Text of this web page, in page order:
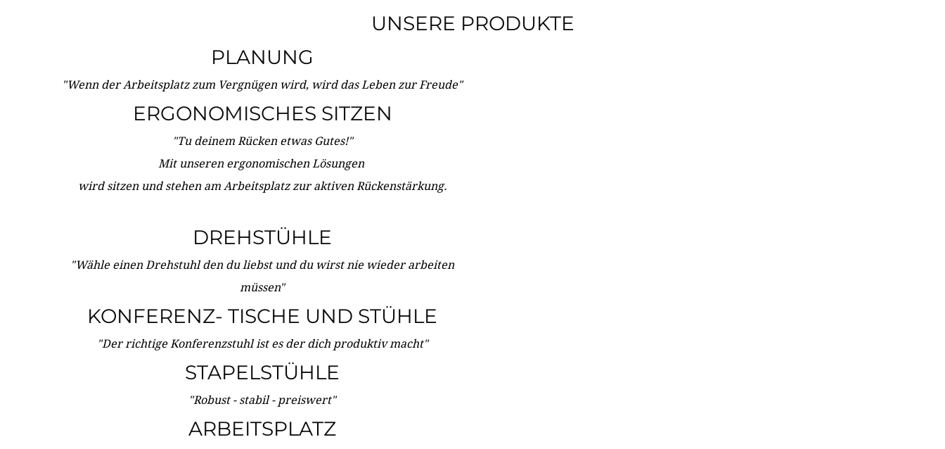
UNSERE PRODUKTE
PLANUNG
"Wenn der Arbeitsplatz zum Vergnügen wird, wird das Leben zur Freude"
ERGONOMISCHES SITZEN
"Tu deinem Rücken etwas Gutes!"
Mit unseren ergonomischen Lösungen
wird sitzen und stehen am Arbeitsplatz zur aktiven Rückenstärkung.
DREHSTÜHLE
"Wähle einen Drehstuhl den du liebst und du wirst nie wieder arbeiten
müssen"
KONFERENZ- TISCHE UND STÜHLE
"Der richtige Konferenzstuhl ist es der dich produktiv macht"
STAPELSTÜHLE
"Robust - stabil - preiswert"
ARBEITSPLATZ